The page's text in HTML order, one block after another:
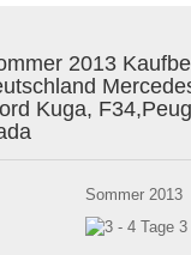
2013
Kuga,
Sommer 2013
3